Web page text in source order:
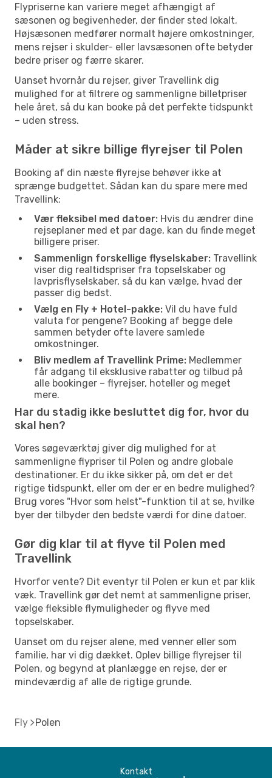
Flypriserne kan variere meget afhængigt af
sæsonen og begivenheder, der finder sted lokalt.
Højsæsonen medfører normalt højere omkostninger,
mens rejser i skulder- eller lavsæsonen ofte betyder
bedre priser og færre skarer.
Uanset hvornår du rejser, giver Travellink dig
mulighed for at filtrere og sammenligne billetpriser
hele året, så du kan booke på det perfekte tidspunkt
– uden stress.
Måder at sikre billige flyrejser til Polen
Booking af din næste flyrejse behøver ikke at
sprænge budgettet. Sådan kan du spare mere med
Travellink:
Vær fleksibel med datoer: Hvis du ændrer dine
rejseplaner med et par dage, kan du finde meget
billigere priser.
Sammenlign forskellige flyselskaber: Travellink
viser dig realtidspriser fra topselskaber og
lavprisflyselskaber, så du kan vælge, hvad der
passer dig bedst.
Vælg en Fly + Hotel-pakke: Vil du have fuld
valuta for pengene? Booking af begge dele
sammen betyder ofte lavere samlede
omkostninger.
Bliv medlem af Travellink Prime: Medlemmer
får adgang til eksklusive rabatter og tilbud på
alle bookinger – flyrejser, hoteller og meget
mere.
Har du stadig ikke besluttet dig for, hvor du
skal hen?
Vores søgeværktøj giver dig mulighed for at
sammenligne flypriser til Polen og andre globale
destinationer. Er du ikke sikker på, om det er det
rigtige tidspunkt, eller om der er en bedre mulighed?
Brug vores "Hvor som helst"-funktion til at se, hvilke
byer der tilbyder den bedste værdi for dine datoer.
Gør dig klar til at flyve til Polen med
Travellink
Hvorfor vente? Dit eventyr til Polen er kun et par klik
væk. Travellink gør det nemt at sammenligne priser,
vælge fleksible flymuligheder og flyve med
topselskaber.
Uanset om du rejser alene, med venner eller som
familie, har vi dig dækket. Oplev billige flyrejser til
Polen, og begynd at planlægge en rejse, der er
mindeværdig af alle de rigtige grunde.
Fly Polen
Kontakt